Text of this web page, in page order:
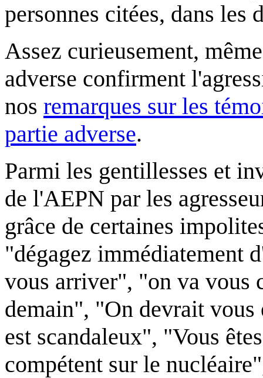
personnes citées, dans les
Assez curieusement,
adverse confirment
nos remarques sur les
partie adverse.
Parmi les gentillesses et
de l'AEPN par les
grâce de certaines
"dégagez immédiatement
vous arriver", "on va vous
demain", "On devrait
est scandaleux", "Vous
compétent sur le